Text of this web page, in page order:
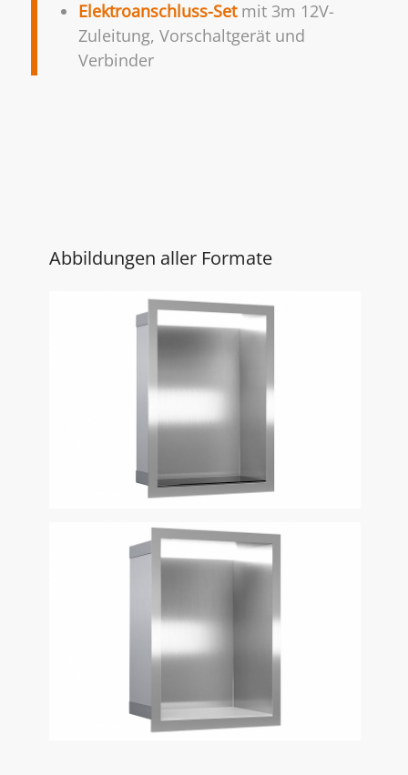
Elektroanschluss-Setmit 3m 12V-
Zuleitung, Vorschaltgerät und
Verbinder
Abbildungen aller Formate